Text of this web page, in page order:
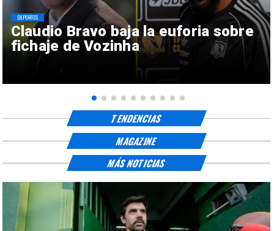
Claudio Bravo baja la euforia sobre
fichaje de Vozinha
DEPORTES
TENDENCIAS
MAGAZINE
MÁS NOTICIAS